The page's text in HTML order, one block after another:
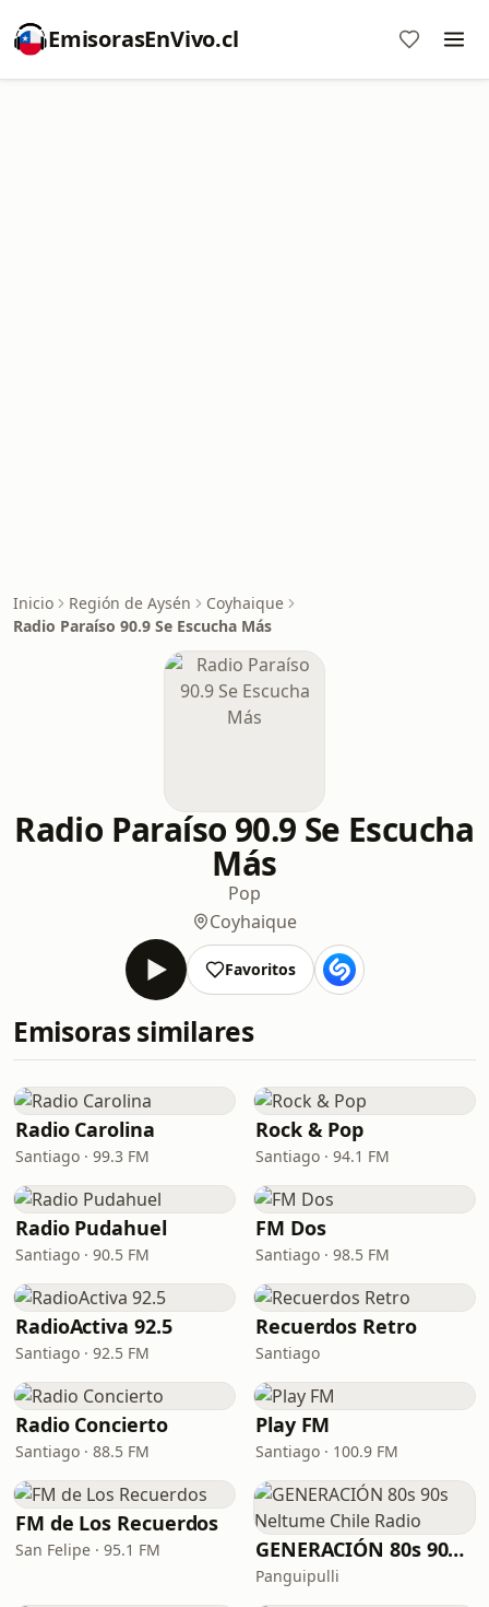
EmisorasEnVivo.cl
Inicio Región de Aysén
Coyhaique
Radio Paraíso 90.9 Se Escucha Más
Radio Paraíso 90.9 Se Escucha
Más
Pop
Coyhaique
Favoritos
Emisoras similares
Radio Carolina
Santiago · 99.3 FM
Rock & Pop
Santiago · 94.1 FM
Radio Pudahuel
Santiago · 90.5 FM
FM Dos
Santiago · 98.5 FM
RadioActiva 92.5
Santiago · 92.5 FM
Recuerdos Retro
Santiago
Radio Concierto
Santiago · 88.5 FM
Play FM
Santiago · 100.9 FM
FM de Los Recuerdos
San Felipe · 95.1 FM GENERACIÓN 80s 90s Neltume Chile Radio
Panguipulli